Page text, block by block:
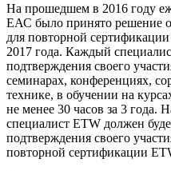
На прошедшем в 2016 году
ЕАС было принято решение
для повторной
2017 года. Каждый
подтверждения своего
семинарах, конференциях,
технике, в обучении на
не менее 30 часов за 3 года.
специалист ETW должен
подтверждения своего
повторной сертификации